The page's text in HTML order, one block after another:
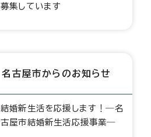
募集しています
名古屋市からのお知らせ
結婚新生活を応援します！―名
古屋市結婚新生活応援事業―